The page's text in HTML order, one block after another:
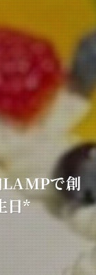
LAMPで創
日*